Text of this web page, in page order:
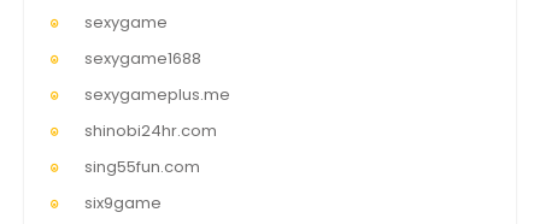
sexygame
sexygame1688
sexygameplus.me
shinobi24hr.com
sing55fun.com
six9game